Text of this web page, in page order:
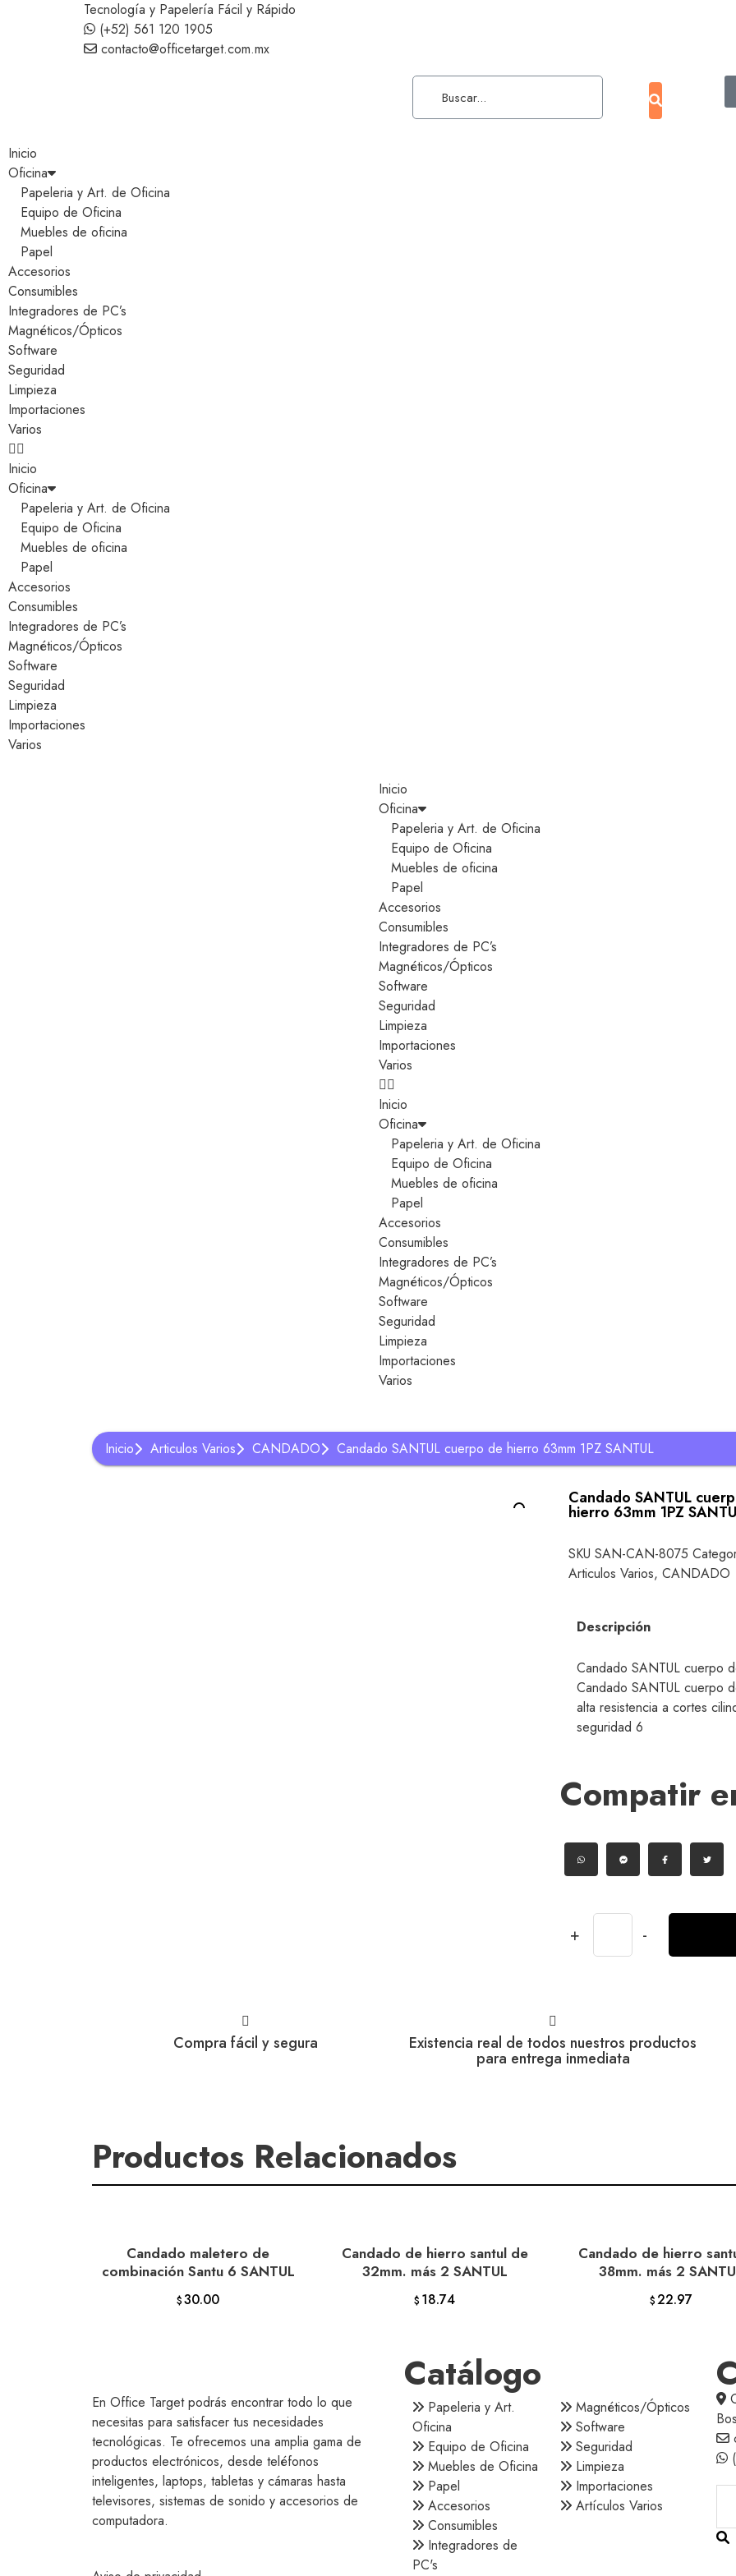
Tecnología y Papelería Fácil y Rápido
(+52) 561 120 1905
contacto@officetarget.com.mx
Inicio
Oficina
Papeleria y Art. de Oficina
Equipo de Oficina
Muebles de oficina
Papel
Accesorios
Consumibles
Integradores de PC’s
Magnéticos/Ópticos
Software
Seguridad
Limpieza
Importaciones
Varios
Inicio
Oficina
Papeleria y Art. de Oficina
Equipo de Oficina
Muebles de oficina
Papel
Accesorios
Consumibles
Integradores de PC’s
Magnéticos/Ópticos
Software
Seguridad
Limpieza
Importaciones
Varios
Inicio
Oficina
Papeleria y Art. de Oficina
Equipo de Oficina
Muebles de oficina
Papel
Accesorios
Consumibles
Integradores de PC’s
Magnéticos/Ópticos
Software
Seguridad
Limpieza
Importaciones
Varios
Inicio
Oficina
Papeleria y Art. de Oficina
Equipo de Oficina
Muebles de oficina
Papel
Accesorios
Consumibles
Integradores de PC’s
Magnéticos/Ópticos
Software
Seguridad
Limpieza
Importaciones
Varios
Inicio Articulos Varios CANDADO Candado SANTUL cuerpo de hierro 63mm 1PZ SANTUL
Candado SANTUL
hierro 63mm 1PZ
SKU SAN-CAN-8075
Articulos Varios, CANDADO
Descripción
Candado SANTUL cuerpo
Candado SANTUL cuerpo
alta resistencia a cortes
seguridad 6
Compatir
+ -
Compra fácil y segura Existencia real de todos nuestros productos
para entrega inmediata
Productos Relacionados
AÑADIR AL CARRITO
Candado maletero de
combinación Santu 6 SANTUL
$30.00
AÑADIR AL CARRITO
Candado de hierro santul de
32mm. más 2 SANTUL
$ 18.74
AÑADIR AL CARRITO
Candado de hierro
38mm. más 2
$22.97
En Office Target podrás encontrar todo lo que
necesitas para satisfacer tus necesidades
tecnológicas. Te ofrecemos una amplia gama de
productos electrónicos, desde teléfonos
inteligentes, laptops, tabletas y cámaras hasta
televisores, sistemas de sonido y accesorios de
computadora.
Catálogo
Papeleria y Art.
Oficina
Equipo de Oficina
Muebles de Oficina
Papel
Accesorios
Consumibles
Integradores de
PC's
Magnéticos/Ópticos
Software
Seguridad
Limpieza
Importaciones
Artículos Varios